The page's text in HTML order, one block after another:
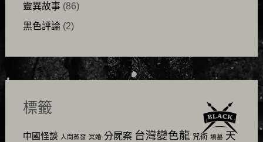
靈異故事(86)
黑色評論(2)
標籤
中國怪談 人間蒸發 冥婚 分屍案 台灣變色龍 咒術 墳墓 天